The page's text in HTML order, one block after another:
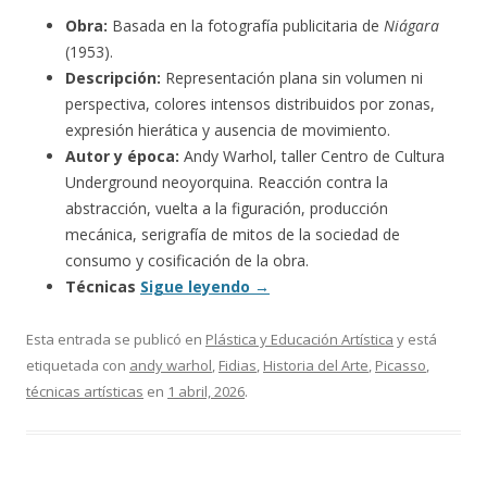
Obra: Basada en la fotografía publicitaria de Niágara
(1953).
Descripción: Representación plana sin volumen ni
perspectiva, colores intensos distribuidos por zonas,
expresión hierática y ausencia de movimiento.
Autor y época: Andy Warhol, taller Centro de Cultura
Underground neoyorquina. Reacción contra la
abstracción, vuelta a la figuración, producción
mecánica, serigrafía de mitos de la sociedad de
consumo y cosificación de la obra.
Técnicas Sigue leyendo →
Esta entrada se publicó en Plástica y Educación Artística y está
etiquetada con andy warhol, Fidias, Historia del Arte, Picasso,
técnicas artísticas en 1 abril, 2026.